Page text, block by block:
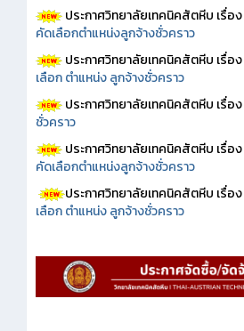
ประกาศวิทยาลัยเทคนิคสัตหีบ เรื่อง
คัดเลือกตำแหน่งลูกจ้างชั่วคราว
ประกาศวิทยาลัยเทคนิคสัตหีบ เรื่อง
เลือก ตำแหน่ง ลูกจ้างชั่วคราว
ประกาศวิทยาลัยเทคนิคสัตหีบ เรื่อง
ชั่วคราว
ประกาศวิทยาลัยเทคนิคสัตหีบ เรื่อง
คัดเลือกตำแหน่งลูกจ้างชั่วคราว
ประกาศวิทยาลัยเทคนิคสัตหีบ เรื่อง
เลือก ตำแหน่ง ลูกจ้างชั่วคราว